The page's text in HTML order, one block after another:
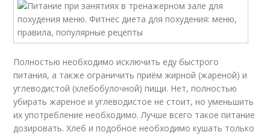
Полностью необходимо исключить еду быстрого
питания, а также ограничить приём жирной (жареной) и
углеводистой (хлебобулочной) пищи. Нет, полностью
убирать жареное и углеводистое не стоит, но уменьшить
их употребление необходимо. Лучше всего такое питание
дозировать. Хлеб и подобное необходимо кушать только